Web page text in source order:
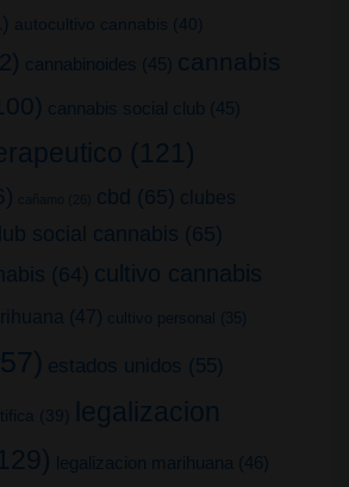
autocultivo cannabis (40)
cannabinoides (45) cannabis
cannabis social club (45)
(121)
cañamo (26) cbd (65) clubes
social cannabis (65)
(64) cultivo cannabis
(47) cultivo personal (35)
estados unidos (55)
(39)
legalizacion
legalizacion marihuana (46)